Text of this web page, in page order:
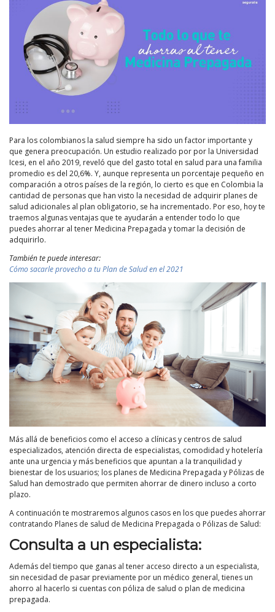
Para los colombianos la salud siempre ha sido un factor importante y
que genera preocupación. Un estudio realizado por por la Universidad
Icesi, en el año 2019, reveló que del gasto total en salud para una familia
promedio es del 20,6%. Y, aunque representa un porcentaje pequeño en
comparación a otros países de la región, lo cierto es que en Colombia la
cantidad de personas que han visto la necesidad de adquirir planes de
salud adicionales al plan obligatorio, se ha incrementado. Por eso, hoy te
traemos algunas ventajas que te ayudarán a entender todo lo que
puedes ahorrar al tener Medicina Prepagada y tomar la decisión de
adquirirlo.
También te puede interesar:
Cómo sacarle provecho a tu Plan de Salud en el 2021
Más allá de beneficios como el acceso a clínicas y centros de salud
especializados, atención directa de especialistas, comodidad y hotelería
ante una urgencia y más beneficios que apuntan a la tranquilidad y
bienestar de los usuarios; los planes de Medicina Prepagada y Pólizas de
Salud han demostrado que permiten ahorrar de dinero incluso a corto
plazo.
A continuación te mostraremos algunos casos en los que puedes ahorrar
contratando Planes de salud de Medicina Prepagada o Pólizas de Salud:
Consulta a un especialista:
Además del tiempo que ganas al tener acceso directo a un especialista,
sin necesidad de pasar previamente por un médico general, tienes un
ahorro al hacerlo si cuentas con póliza de salud o plan de medicina
prepagada.